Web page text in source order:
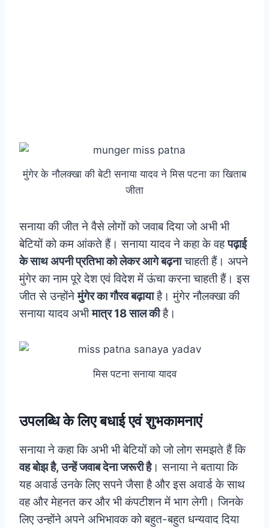
मुंगेर के नौलक्खा की बेटी सनाया यादव ने मिस पटना का खिताब
जीता
सनाया की जीत ने वैसे लोगों को जवाब दिया जो अभी भी
बेटियों को कम आंकते हैं। सनाया यादव ने कहा के वहपढ़ाई
के साथ अपनी प्रतिभा को लेकर आगे बढ़नाचाहती हैं। अपने
मुंगेर का नाम पूरे देश एवं विदेश में ऊंचा करना चाहती हैं। इस
जीत से उन्होंनेमुंगेर का गौरव बढ़ायाहै। मुंगेर नौलक्खा की
सनाया यादव अभीमात्र 18 साल कीहै।
मिस पटना सनाया यादव
उपलब्धि के लिए बधाई एवं शुभकामनाएं
सनाया ने कहा कि अभी भी बेटियों को जो लोग समझते हैं कि
वह बोझ है, उन्हें जवाब देना जरूरी है। सनाया ने बताया कि
यह अवार्ड उनके लिए सपने जैसा है और इस अवार्ड के साथ
वह और मेहनत कर और भी कंपटीशन में भाग लेगी। जिनके
लिए उन्होंने अपने अभिभावक को बहुत-बहुत धन्यवाद दिया